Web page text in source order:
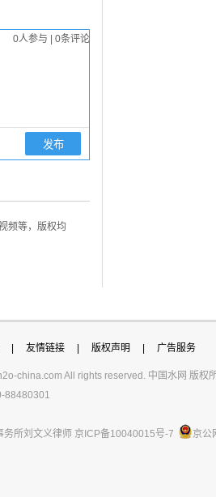
0人参与 0条评论
频等，版权均
友情链接 版权声明 广告服务
china.com All rights reserved. 中国水网 版权
88480301
务所刘文义律师 京ICP备10040015号-7 京公